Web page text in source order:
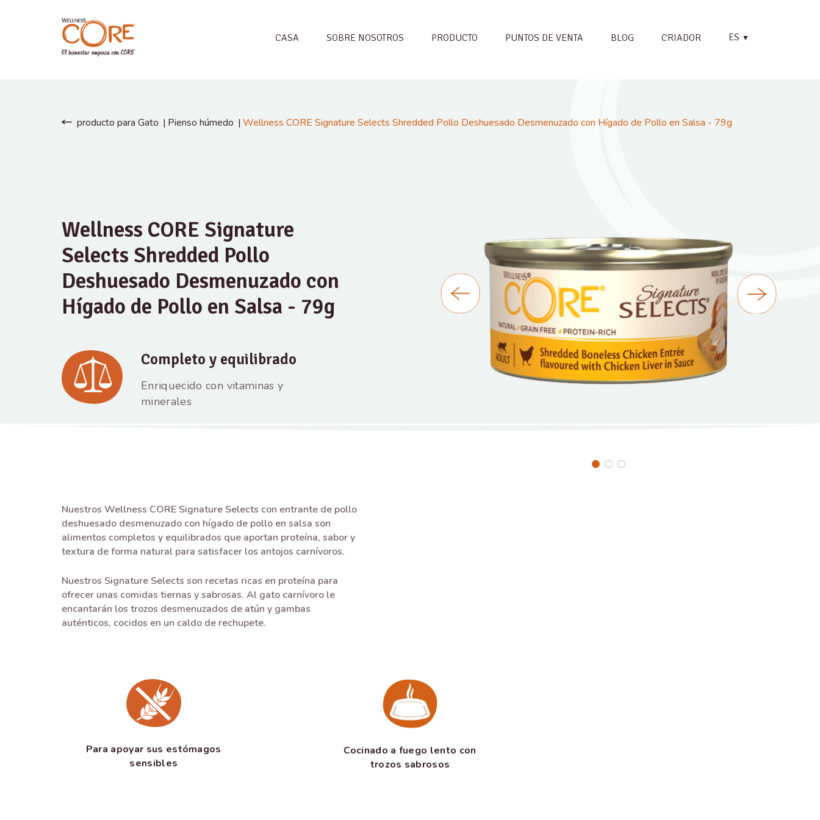
CASA SOBRE NOSOTROS PRODUCTO PUNTOS DE VENTA BLOG CRIADOR ES ▼
producto para Gato Pienso húmedo Wellness CORE Signature Selects Shredded Pollo Deshuesado Desmenuzado con Hígado de Pollo en Salsa - 79g
Wellness CORE Signature
Selects Shredded Pollo
Deshuesado Desmenuzado con
Hígado de Pollo en Salsa - 79g
Completo y equilibrado
Enriquecido con vitaminas y
minerales
Nuestros Wellness CORE Signature Selects con entrante de pollo
deshuesado desmenuzado con hígado de pollo en salsa son
alimentos completos y equilibrados que aportan proteína, sabor y
textura de forma natural para satisfacer los antojos carnívoros.
Nuestros Signature Selects son recetas ricas en proteína para
ofrecer unas comidas tiernas y sabrosas. Al gato carnívoro le
encantarán los trozos desmenuzados de atún y gambas
auténticos, cocidos en un caldo de rechupete.
Para apoyar sus estómagos
sensibles
Cocinado a fuego lento con
trozos sabrosos